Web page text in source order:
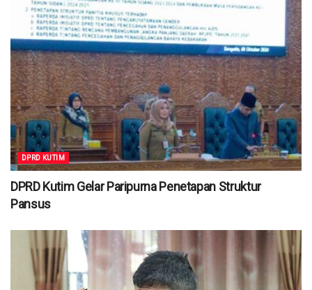
DPRD KUTIM
DPRD Kutim Gelar Paripurna Penetapan Struktur
Pansus